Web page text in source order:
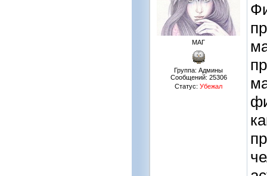
МАГ
Группа: Админы
Сообщений: 25306
Статус: Убежал